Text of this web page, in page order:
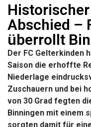
Abschied –
überrollt
Der FC Gelterkinden
Saison die erhoffte
Niederlage
Zuschauern und bei
von 30 Grad fegten
Binningen mit einem
sorgten damit für